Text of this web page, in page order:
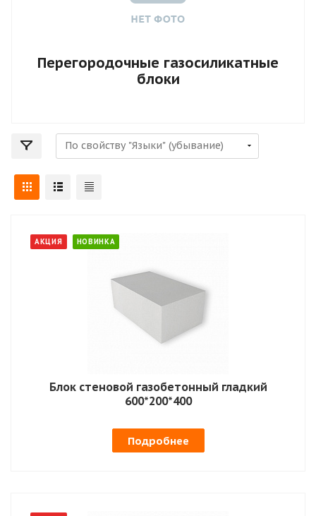
Перегородочные газосиликатные
блоки
АКЦИЯ НОВИНКА
Блок стеновой газобетонный гладкий
600*200*400
Подробнее